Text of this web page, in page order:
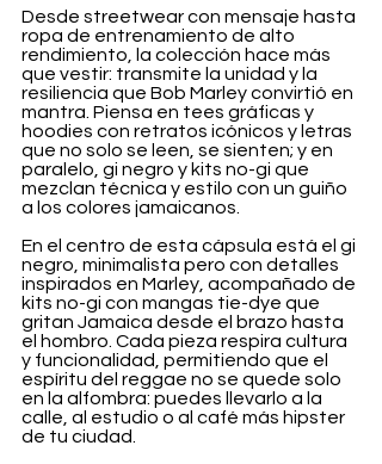
Desde streetwear con mensaje hasta
ropa de entrenamiento de alto
rendimiento, la colección hace más
que vestir: transmite la unidad y la
resiliencia que Bob Marley convirtió en
mantra. Piensa en tees gráficas y
hoodies con retratos icónicos y letras
que no solo se leen, se sienten; y en
paralelo, gi negro y kits no-gi que
mezclan técnica y estilo con un guiño
a los colores jamaicanos.
En el centro de esta cápsula está el gi
negro, minimalista pero con detalles
inspirados en Marley, acompañado de
kits no-gi con mangas tie-dye que
gritan Jamaica desde el brazo hasta
el hombro. Cada pieza respira cultura
y funcionalidad, permitiendo que el
espíritu del reggae no se quede solo
en la alfombra: puedes llevarlo a la
calle, al estudio o al café más hipster
de tu ciudad.